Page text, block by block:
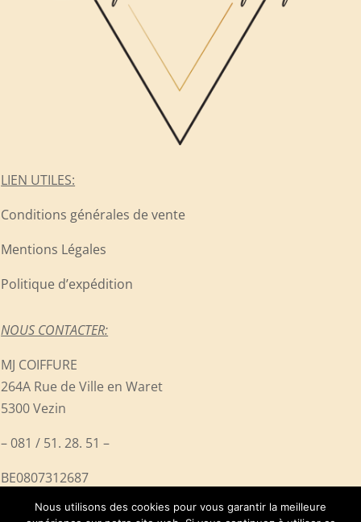
LIEN UTILES:
Conditions générales de vente
Mentions Légales
Politique d’expédition
NOUS CONTACTER:
MJ COIFFURE
264A Rue de Ville en Waret
5300 Vezin
– 081 / 51. 28. 51 –
BE0807312687
Nous utilisons des cookies pour vous garantir la meilleure